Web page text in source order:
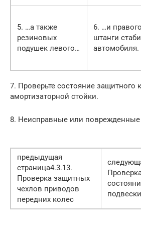
5. …а также
резиновых
подушек левого…
6. …и
штанги
автомобиля.
7. Проверьте состояние защитного
амортизаторной стойки.
8. Неисправные или поврежденные
предыдущая
страница4.3.13.
Проверка защитных
чехлов приводов
передних колес